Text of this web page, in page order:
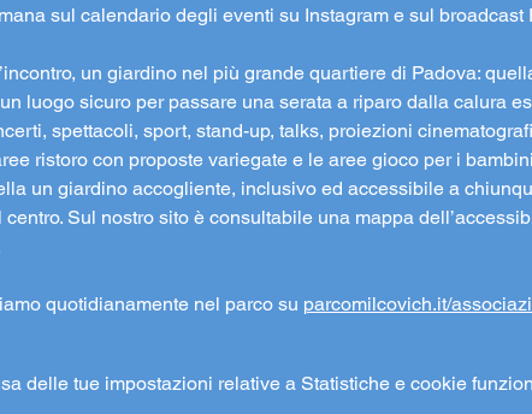
sul calendario degli eventi su Instagram e sul broadcast
un giardino nel più grande quartiere di Padova:
luogo sicuro per passare una serata a riparo dalla calura
spettacoli, sport, stand-up, talks, proiezioni
ristoro con proposte variegate e le aree gioco per i
un giardino accogliente, inclusivo ed accessibile a
Sul nostro sito è consultabile una mappa
quotidianamente nel parco su parcomilcovich.it/
delle tue impostazioni relative a Statistiche e cookie